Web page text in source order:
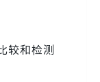
较和检测